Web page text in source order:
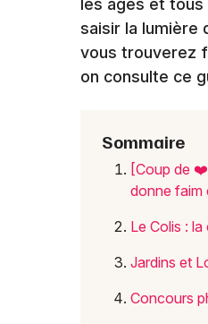
les âges et
saisir la lumière
vous trouverez
on consulte ce
Sommaire
[Coup de
donne faim
Le Colis :
Jardins et
Concours